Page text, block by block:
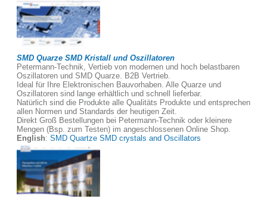
SMD Quarze SMD Kristall und Oszillatoren
Petermann-Technik, Vertieb von modernen und hoch belastbaren
Oszillatoren und SMD Quarze. B2B Vertrieb.
Ideal für Ihre Elektronischen Bauvorhaben. Alle Quarze und
Oszillatoren sind lange erhältlich und schnell lieferbar.
Natürlich sind die Produkte alle Qualitäts Produkte und entsprechen
allen Normen und Standards der heutigen Zeit.
Direkt Groß Bestellungen bei Petermann-Technik oder kleinere
Mengen (Bsp. zum Testen) im angeschlossenen Online Shop.
English: SMD Quartze SMD crystals and Oscillators